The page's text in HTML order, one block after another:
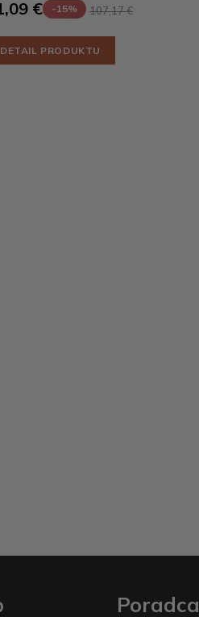
€ -15% 107,17 €
DETAIL PRODUKTU
Poradca